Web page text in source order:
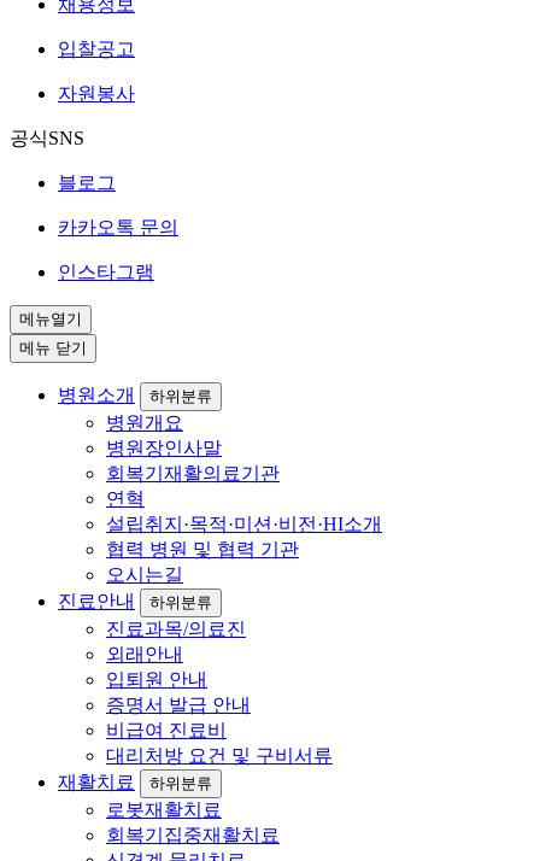
입찰공고
자원봉사
공식SNS
블로그
카카오톡 문의
인스타그램
메뉴열기
메뉴 닫기
병원소개 하위분류
병원개요
병원장인사말
회복기재활의료기관
연혁
설립취지·목적·미션·비전·HI소개
협력 병원 및 협력 기관
오시는길
진료안내
하위분류
진료과목/의료진
외래안내
입퇴원 안내
증명서 발급 안내
비급여 진료비
대리처방 요건 및 구비서류
재활치료
하위분류
로봇재활치료
회복기집중재활치료